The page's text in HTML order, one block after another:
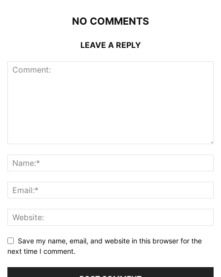
NO COMMENTS
LEAVE A REPLY
Save my name, email, and website in this browser for the
next time I comment.